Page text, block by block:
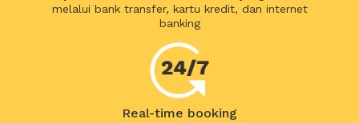
melalui bank transfer, kartu kredit, dan internet
banking
Real-time booking